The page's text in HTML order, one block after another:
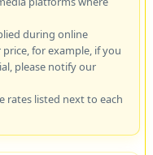
during online
for example, if you
please notify our
rates listed next to each